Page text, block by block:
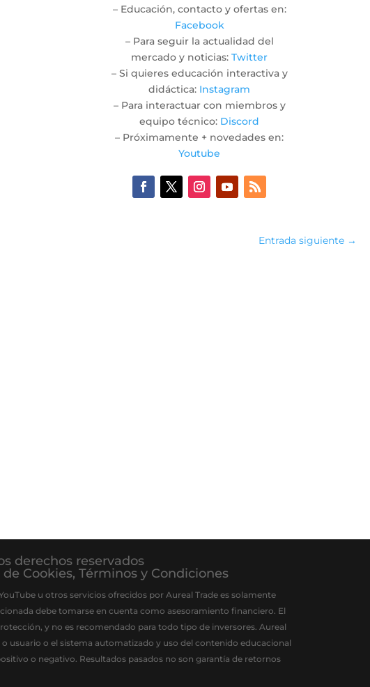
– Educación, contacto y ofertas en:
Facebook
– Para seguir la actualidad del
mercado y noticias:Twitter
– Si quieres educación interactiva y
didáctica: Instagram
– Para interactuar con miembros y
equipo técnico: Discord
– Próximamente + novedades en:
Youtube
Entrada siguiente→
derechos reservados
Cookies, Términos y Condiciones
u otros servicios ofrecidos por Aureal Trade es solamente
debe tomarse en cuenta como asesoramiento financiero. El
y no es recomendado para todo tipo de inversores. Aureal
usuario o el sistema automatizado y uso del contenido educacional
o negativo. Resultados pasados no son garantía de retornos